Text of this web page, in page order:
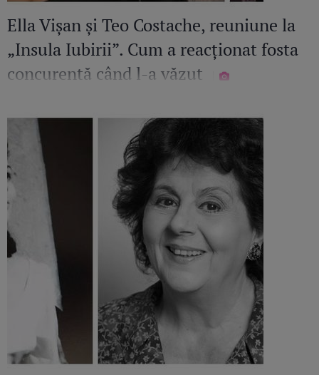
Ella Vișan și Teo Costache, reuniune la
„Insula Iubirii”. Cum a reacționat fosta
concurentă când l-a văzut